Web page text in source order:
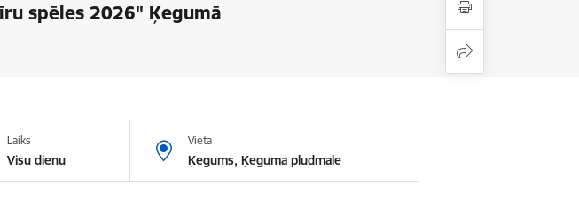
spēles 2026" Ķegumā
Laiks
Visu dienu
Vieta
Ķegums, Ķeguma pludmale